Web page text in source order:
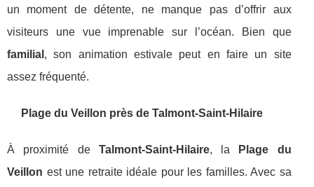
un moment de détente, ne manque pas d’offrir aux
visiteurs une vue imprenable sur l’océan. Bien que
familial , son animation estivale peut en faire un site
assez fréquenté.
Plage du Veillon près de Talmont-Saint-Hilaire
À proximité de Talmont-Saint-Hilaire, la
Plage du
Veillon est une retraite idéale pour les familles. Avec sa